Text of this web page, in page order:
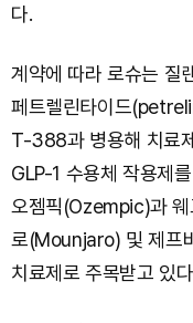
다.
계약에 따라 로슈는 질
페트렐린타이드
T-388과 병용해 치료
GLP-1 수용체 작용제
오젬픽(Ozempic)과
로(Mounjaro) 및 제프
치료제로 주목받고 있